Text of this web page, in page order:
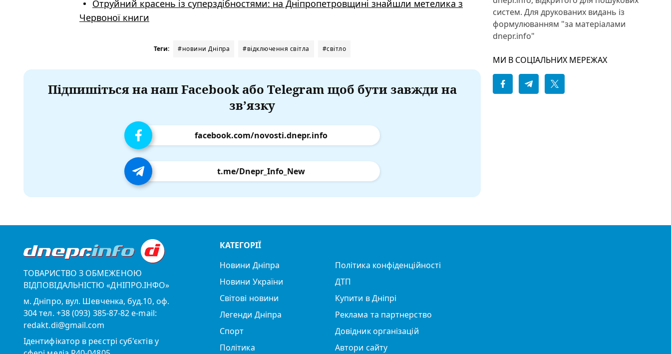
Отруйний красень із суперздібностями: на Дніпропетровщині знайшли метелика з
Червоної книги
Теги: #новини Дніпра #відключення світла #світло
Підпишіться на наш Facebook або Telegram щоб бути завжди на
зв’язку
facebook.com/novosti.dnepr.info
t.me/Dnepr_Info_New
систем. Для друкованих видань із
формулюванням "за матеріалами
dnepr.info"
МИ В СОЦІАЛЬНИХ МЕРЕЖАХ
ТОВАРИСТВО З ОБМЕЖЕНОЮ
ВІДПОВІДАЛЬНІСТЮ «ДНІПРО.ІНФО»
м. Дніпро, вул. Шевченка, буд.10, оф.
304 тел. +38 (093) 385-87-82 e-mail:
redakt.di@gmail.com
Ідентифікатор в реєстрі суб'єктів у
КАТЕГОРІЇ
Новини Дніпра
Новини України
Світові новини
Легенди Дніпра
Спорт
Політика
Політика конфіденційності
ДТП
Купити в Дніпрі
Реклама та партнерство
Довідник організацій
Автори сайту